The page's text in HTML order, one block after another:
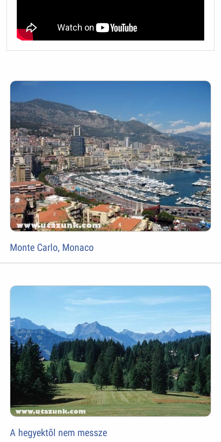
Monte Carlo, Monaco
A hegyektõl nem messze